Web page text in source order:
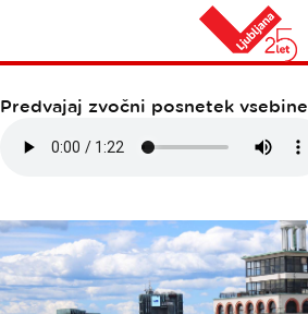
Domov
NEBOTIČNIK
Predvajaj zvočni posnetek vsebine